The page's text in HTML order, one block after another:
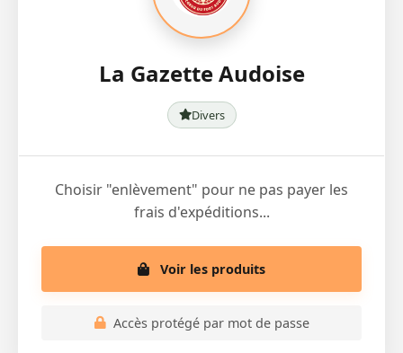
La Gazette Audoise
Divers
Choisir "enlèvement" pour ne pas payer les
frais d'expéditions...
Voir les produits
Accès protégé par mot de passe